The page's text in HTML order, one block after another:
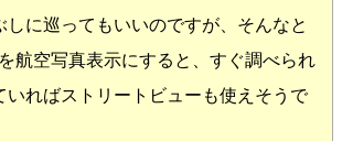
しに巡ってもいいのですが、そんなと
航空写真表示にすると、すぐ調べられ
いればストリートビューも使えそうで